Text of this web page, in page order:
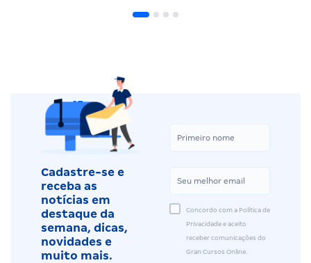
Cadastre-se e
receba as
notícias em
destaque da
semana, dicas,
novidades e
muito mais.
Concordo com a Política de
Privacidade e aceito
receber comunicações do
Gran Cursos Online.